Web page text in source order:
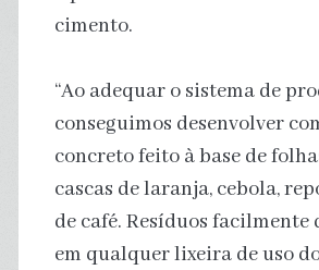
cimento.
“Ao adequar o sistema de
conseguimos desenvolver
concreto feito à base de
cascas de laranja, cebola,
de café. Resíduos facilmente
em qualquer lixeira de uso